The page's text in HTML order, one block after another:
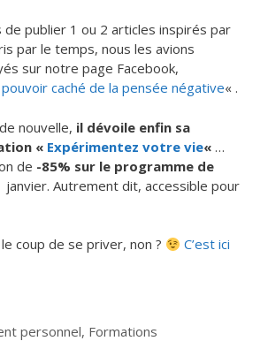
de publier 1 ou 2 articles inspirés par
par le temps, nous les avions
sur notre page Facebook,
caché de la pensée négative« .
nouvelle, il dévoile enfin sa
« Expérimentez votre vie« …
de -85% sur le programme de
janvier. Autrement dit, accessible pour
coup de se priver, non ?
C’est ici
personnel, Formations